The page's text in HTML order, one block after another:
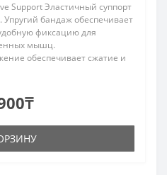
Support Эластичный суппорт
Упругий бандаж обеспечивает
фиксацию для
мышц.
обеспечивает сжатие и